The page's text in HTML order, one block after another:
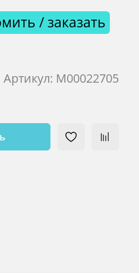
Артикул: М00022705
/ заказать